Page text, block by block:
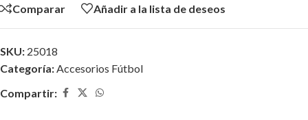
Comparar Añadir a la lista de deseos
SKU: 25018
Categoría:Accesorios Fútbol
Compartir: